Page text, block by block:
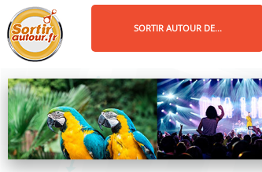
SORTIR AUTOUR DE...
Panneau de gestion des cookies